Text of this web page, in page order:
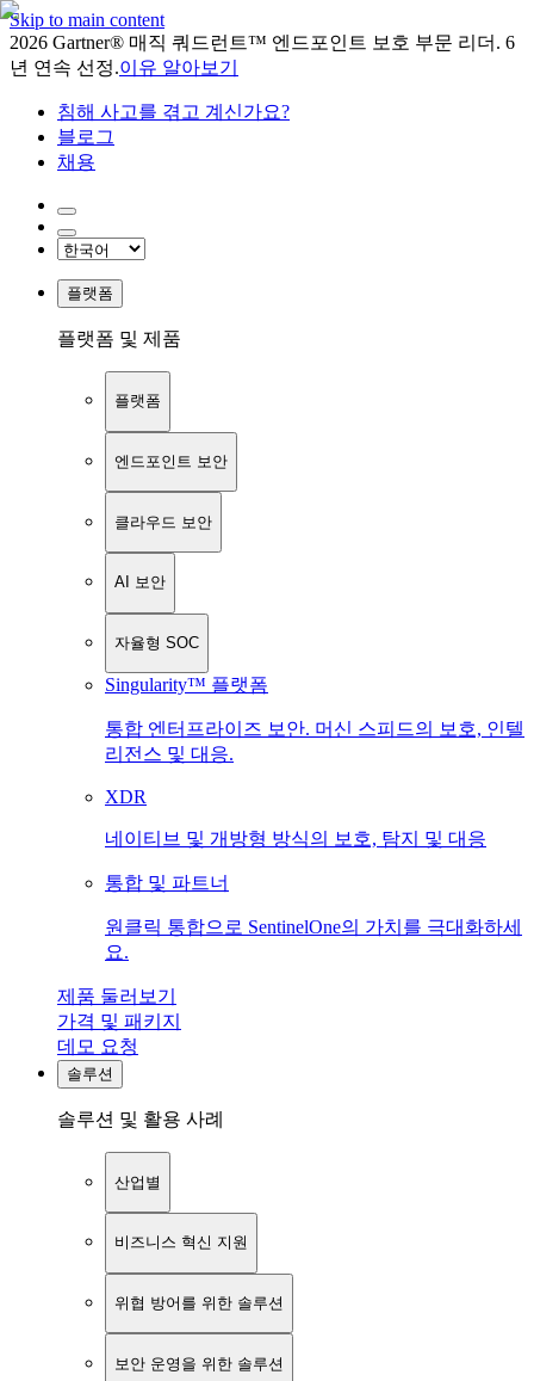
Skip to main content
2026 Gartner® 매직 쿼드런트™ 엔드포인트 보호 부문 리더. 6
년 연속 선정.이유 알아보기
침해 사고를 겪고 계신가요?
블로그
채용
플랫폼
플랫폼 및 제품
플랫폼
엔드포인트 보안
클라우드 보안
AI 보안
자율형 SOC
Singularity™ 플랫폼
통합 엔터프라이즈 보안. 머신 스피드의 보호, 인텔
리전스 및 대응.
XDR
네이티브 및 개방형 방식의 보호, 탐지 및 대응
통합 및 파트너
원클릭 통합으로 SentinelOne의 가치를 극대화하세
요.
제품 둘러보기
가격 및 패키지
데모 요청
솔루션
솔루션 및 활용 사례
산업별
비즈니스 혁신 지원
위협 방어를 위한 솔루션
보안 운영을 위한 솔루션